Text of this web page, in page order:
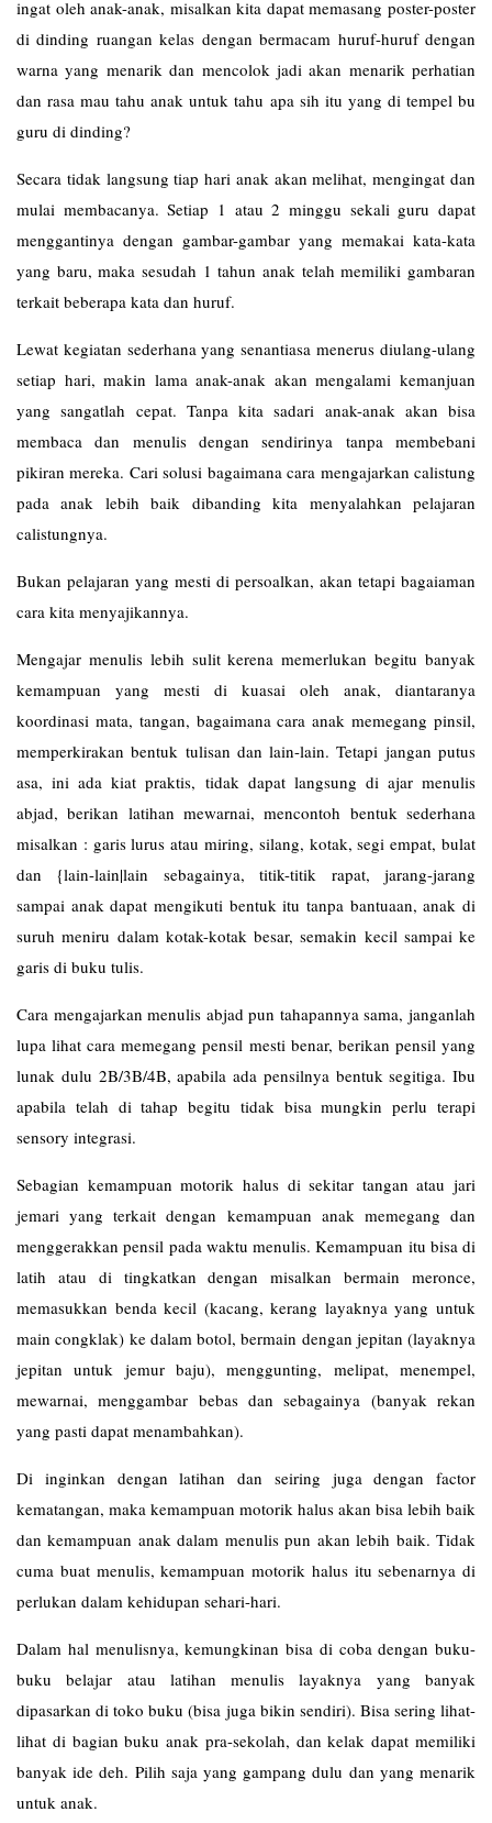
ingat oleh anak-anak, misalkan kita dapat memasang poster-poster
di dinding ruangan kelas dengan bermacam huruf-huruf dengan
warna yang menarik dan mencolok jadi akan menarik perhatian
dan rasa mau tahu anak untuk tahu apa sih itu yang di tempel bu
guru di dinding?
Secara tidak langsung tiap hari anak akan melihat, mengingat dan
mulai membacanya. Setiap 1 atau 2 minggu sekali guru dapat
menggantinya dengan gambar-gambar yang memakai kata-kata
yang baru, maka sesudah 1 tahun anak telah memiliki gambaran
terkait beberapa kata dan huruf.
Lewat kegiatan sederhana yang senantiasa menerus diulang-ulang
setiap hari, makin lama anak-anak akan mengalami kemanjuan
yang sangatlah cepat. Tanpa kita sadari anak-anak akan bisa
membaca dan menulis dengan sendirinya tanpa membebani
pikiran mereka. Cari solusi bagaimana cara mengajarkan calistung
pada anak lebih baik dibanding kita menyalahkan pelajaran
calistungnya.
Bukan pelajaran yang mesti di persoalkan, akan tetapi bagaiaman
cara kita menyajikannya.
Mengajar menulis lebih sulit kerena memerlukan begitu banyak
kemampuan yang mesti di kuasai oleh anak, diantaranya
koordinasi mata, tangan, bagaimana cara anak memegang pinsil,
memperkirakan bentuk tulisan dan lain-lain. Tetapi jangan putus
asa, ini ada kiat praktis, tidak dapat langsung di ajar menulis
abjad, berikan latihan mewarnai, mencontoh bentuk sederhana
misalkan : garis lurus atau miring, silang, kotak, segi empat, bulat
dan {lain-lain|lain sebagainya, titik-titik rapat, jarang-jarang
sampai anak dapat mengikuti bentuk itu tanpa bantuaan, anak di
suruh meniru dalam kotak-kotak besar, semakin kecil sampai ke
garis di buku tulis.
Cara mengajarkan menulis abjad pun tahapannya sama, janganlah
lupa lihat cara memegang pensil mesti benar, berikan pensil yang
lunak dulu 2B/3B/4B, apabila ada pensilnya bentuk segitiga. Ibu
apabila telah di tahap begitu tidak bisa mungkin perlu terapi
sensory integrasi.
Sebagian kemampuan motorik halus di sekitar tangan atau jari
jemari yang terkait dengan kemampuan anak memegang dan
menggerakkan pensil pada waktu menulis. Kemampuan itu bisa di
latih atau di tingkatkan dengan misalkan bermain meronce,
memasukkan benda kecil (kacang, kerang layaknya yang untuk
main congklak) ke dalam botol, bermain dengan jepitan (layaknya
jepitan untuk jemur baju), menggunting, melipat, menempel,
mewarnai, menggambar bebas dan sebagainya (banyak rekan
yang pasti dapat menambahkan).
Di inginkan dengan latihan dan seiring juga dengan factor
kematangan, maka kemampuan motorik halus akan bisa lebih baik
dan kemampuan anak dalam menulis pun akan lebih baik. Tidak
cuma buat menulis, kemampuan motorik halus itu sebenarnya di
perlukan dalam kehidupan sehari-hari.
Dalam hal menulisnya, kemungkinan bisa di coba dengan buku-
buku belajar atau latihan menulis layaknya yang banyak
dipasarkan di toko buku (bisa juga bikin sendiri). Bisa sering lihat-
lihat di bagian buku anak pra-sekolah, dan kelak dapat memiliki
banyak ide deh. Pilih saja yang gampang dulu dan yang menarik
untuk anak.